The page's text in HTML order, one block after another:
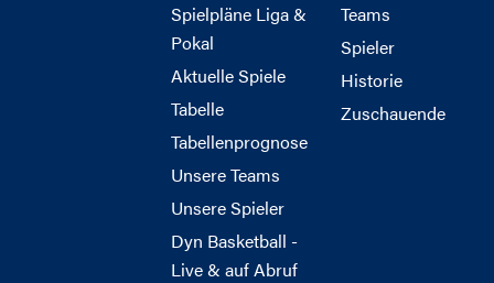
Spielpläne Liga &
Pokal
Aktuelle Spiele
Tabelle
Tabellenprognose
Unsere Teams
Unsere Spieler
Dyn Basketball -
Live & auf Abruf
Teams
Spieler
Historie
Zuschauende